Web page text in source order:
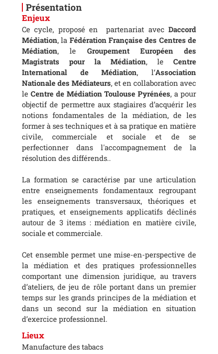
Présentation
Enjeux
Ce cycle, proposé en partenariat avec Daccord
Médiation, la Fédération Française des Centres de
Médiation, le Groupement Européen des
Magistrats pour la Médiation, le Centre
International de Médiation, l‘Association
Nationale des Médiateurs, et en collaboration avec
le Centre de Médiation Toulouse Pyrénées, a pour
objectif de permettre aux stagiaires d’acquérir les
notions fondamentales de la médiation, de les
former à ses techniques et à sa pratique en matière
civile, commerciale et sociale et de se
perfectionner dans l'accompagnement de la
résolution des différends..
La formation se caractérise par une articulation
entre enseignements fondamentaux regroupant
les enseignements transversaux, théoriques et
pratiques, et enseignements applicatifs déclinés
autour de 3 items : médiation en matière civile,
sociale et commerciale.
Cet ensemble permet une mise-en-perspective de
la médiation et des pratiques professionnelles
comportant une dimension juridique, au travers
d’ateliers, de jeu de rôle portant dans un premier
temps sur les grands principes de la médiation et
dans un second sur la médiation en situation
d’exercice professionnel.
Lieux
Manufacture des tabacs